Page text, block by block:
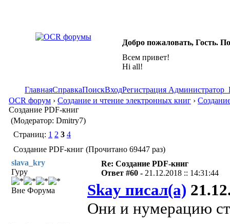
Добро пожаловать, Гость.
Всем привет!
Hi all!
ГлавнаяСправкаПоискВходРегистрация Администратор
OCR форум › Создание и чтение электронных книг ›
Создание PDF-книг
(Модератор: Dmitry7)
Страниц: 1 2 3 4
Создание PDF-книг (Прочитано 69447 раз)
slava_kry
Гуру
Вне Форума
Re: Создание PDF-книг
Ответ #60 - 21.12.2018 :: 14:31:44
Skay писал(а)
Они и нумерацию